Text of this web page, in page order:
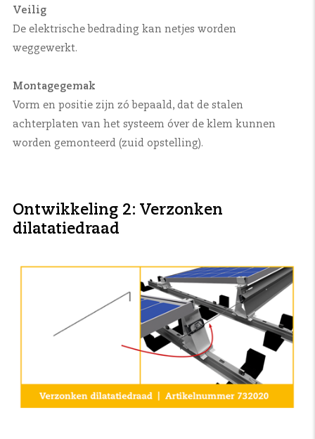
Veilig
De elektrische bedrading kan netjes worden
weggewerkt.
Montagegemak
Vorm en positie zijn zó bepaald, dat de stalen
achterplaten van het systeem óver de klem kunnen
worden gemonteerd (zuid opstelling).
Ontwikkeling 2: Verzonken
dilatatiedraad